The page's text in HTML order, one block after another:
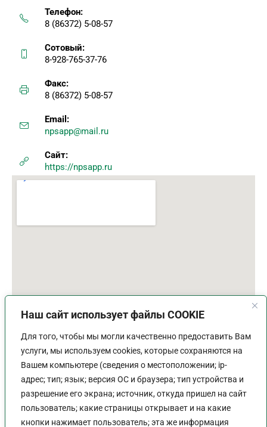
Наш сайт использует файлы COOKIE
Для того, чтобы мы могли качественно предоставить Вам
услуги, мы используем cookies, которые сохраняются на
Вашем компьютере (сведения о местоположении; ip-
адрес; тип; язык; версия ОС и браузера; тип устройства и
разрешение его экрана; источник, откуда пришел на сайт
пользователь; какие страницы открывает и на какие
кнопки нажимает пользователь; эта же информация
Телефон:
8 (86372) 5-08-57
Сотовый:
8-928-765-37-76
Факс:
8 (86372) 5-08-57
Email:
npsapp@mail.ru
Сайт:
https://npsapp.ru
График работы